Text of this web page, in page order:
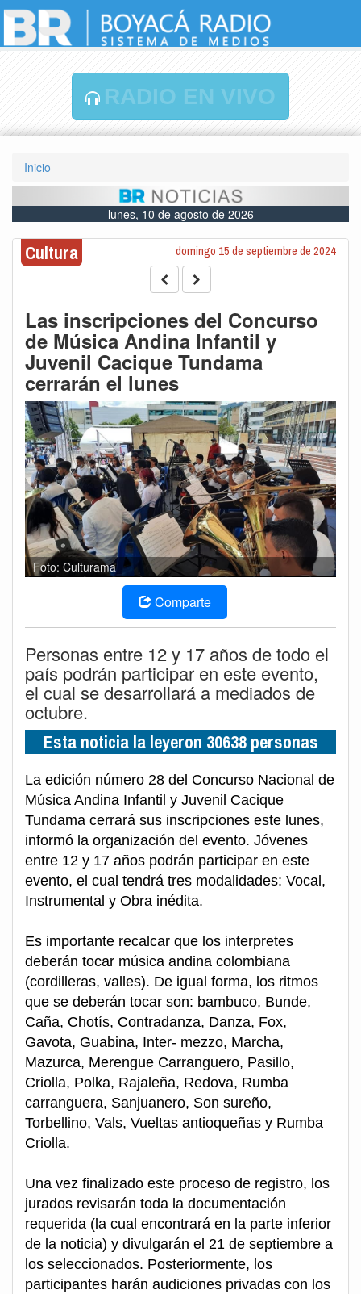
RADIO EN VIVO
Inicio
lunes, 10 de agosto de 2026
Cultura domingo 15 de septiembre de 2024
Las inscripciones del Concurso
de Música Andina Infantil y
Juvenil Cacique Tundama
cerrarán el lunes
Foto: Culturama
Comparte
Personas entre 12 y 17 años de todo el
país podrán participar en este evento,
el cual se desarrollará a mediados de
octubre.
Esta noticia la leyeron 30638 personas
La edición número 28 del Concurso Nacional de
Música Andina Infantil y Juvenil Cacique
Tundama cerrará sus inscripciones este lunes,
informó la organización del evento. Jóvenes
entre 12 y 17 años podrán participar en este
evento, el cual tendrá tres modalidades: Vocal,
Instrumental y Obra inédita.
Es importante recalcar que los interpretes
deberán tocar música andina colombiana
(cordilleras, valles). De igual forma, los ritmos
que se deberán tocar son: bambuco, Bunde,
Caña, Chotís, Contradanza, Danza, Fox,
Gavota, Guabina, Inter- mezzo, Marcha,
Mazurca, Merengue Carranguero, Pasillo,
Criolla, Polka, Rajaleña, Redova, Rumba
carranguera, Sanjuanero, Son sureño,
Torbellino, Vals, Vueltas antioqueñas y Rumba
Criolla.
Una vez finalizado este proceso de registro, los
jurados revisarán toda la documentación
requerida (la cual encontrará en la parte inferior
de la noticia) y divulgarán el 21 de septiembre a
los seleccionados. Posteriormente, los
participantes harán audiciones privadas con los